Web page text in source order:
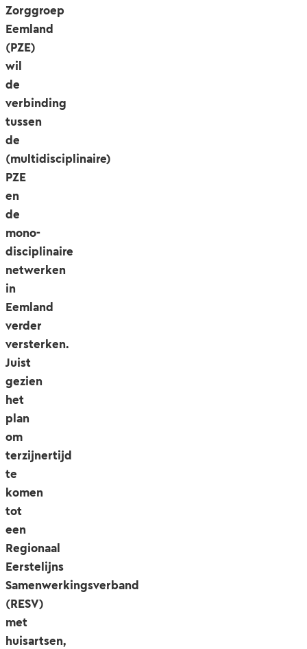
Zorggroep
Eemland
(PZE)
wil
de
verbinding
tussen
de
(multidisciplinaire)
PZE
en
de
mono-
disciplinaire
netwerken
in
Eemland
verder
versterken.
Juist
gezien
het
plan
om
terzijnertijd
te
komen
tot
een
Regionaal
Eerstelijns
Samenwerkingsverband
(RESV)
met
huisartsen,